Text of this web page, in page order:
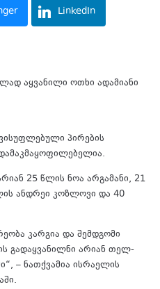
LinkedIn
აყვანილი ოთხი ადამიანი
პირების
25 წლის ნოა არგამანი, 21
ანდრეი კოზლოვი და 40
კარგია და შემდგომი
გადაყვანილნი არიან თელ-
– ნათქვამია ისრაელის